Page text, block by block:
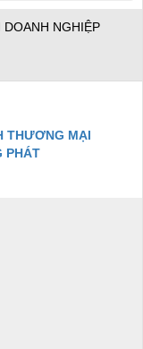
NGHIỆP
THƯƠNG MẠI
PHÁT